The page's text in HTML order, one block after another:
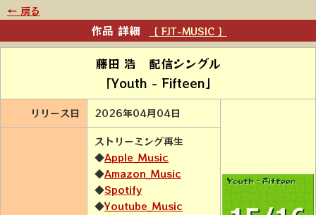
← 戻る
作品 詳細 ［ FJT-MUSIC ］
藤田 浩 配信シングル
「Youth - Fifteen」
リリース日 2026年04月04日
ストリーミング再生
◆Apple_Music
◆Amazon_Music
◆Spotify
◆Youtube_Music